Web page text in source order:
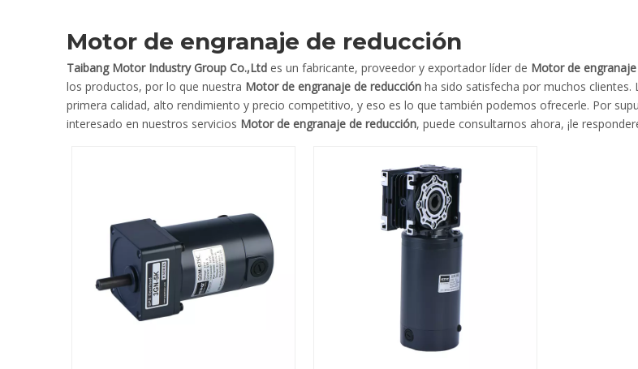
Motor de engranaje de reducción
Taibang Motor Industry Group Co.,Ltd es un fabricante, proveedor y exportador líder de Motor de
los productos, por lo que nuestra Motor de engranaje de reducción ha sido satisfecha por muchos
primera calidad, alto rendimiento y precio competitivo, y eso es lo que también podemos ofrecerle. Por
interesado en nuestros servicios Motor de engranaje de reducción, puede consultarnos ahora, ¡le